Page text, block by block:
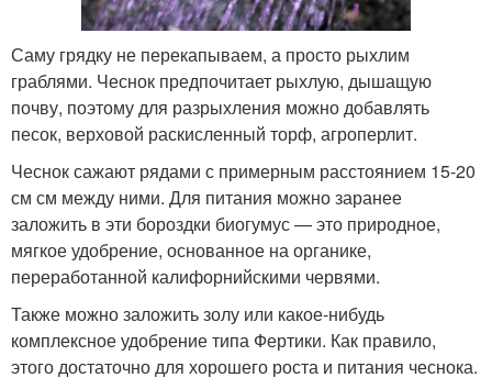
Саму грядку не перекапываем, а просто рыхлим
граблями. Чеснок предпочитает рыхлую, дышащую
почву, поэтому для разрыхления можно добавлять
песок, верховой раскисленный торф, агроперлит.
Чеснок сажают рядами с примерным расстоянием 15-20
см см между ними. Для питания можно заранее
заложить в эти бороздки биогумус — это природное,
мягкое удобрение, основанное на органике,
переработанной калифорнийскими червями.
Также можно заложить золу или какое-нибудь
комплексное удобрение типа Фертики. Как правило,
этого достаточно для хорошего роста и питания чеснока.